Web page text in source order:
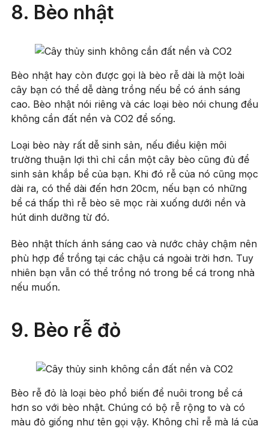
8. Bèo nhật
Bèo nhật hay còn được gọi là bèo rễ dài là một loài
cây bạn có thể dễ dàng trồng nếu bể có ánh sáng
cao. Bèo nhật nói riêng và các loại bèo nói chung đều
không cần đất nền và CO2 để sống.
Loại bèo này rất dễ sinh sản, nếu điều kiện môi
trường thuận lợi thì chỉ cần một cây bèo cũng đủ để
sinh sản khắp bể của bạn. Khi đó rễ của nó cũng mọc
dài ra, có thể dài đến hơn 20cm, nếu bạn có những
bể cá thấp thì rễ bèo sẽ mọc rài xuống dưới nền và
hút dinh dưỡng từ đó.
Bèo nhật thích ánh sáng cao và nước chảy chậm nên
phù hợp để trồng tại các chậu cá ngoài trời hơn. Tuy
nhiên bạn vẫn có thể trồng nó trong bể cá trong nhà
nếu muốn.
9. Bèo rễ đỏ
Bèo rễ đỏ là loại bèo phổ biến để nuôi trong bể cá
hơn so với bèo nhật. Chúng có bộ rễ rộng to và có
màu đỏ giống như tên gọi vậy. Không chỉ rễ mà lá của